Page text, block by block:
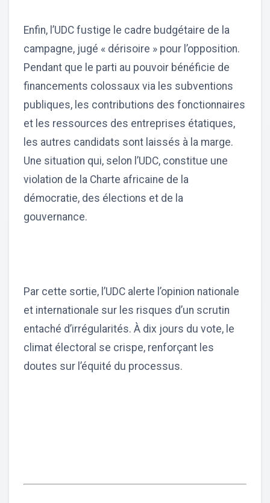
Enfin, l’UDC fustige le cadre budgétaire de la
campagne, jugé « dérisoire » pour l’opposition.
Pendant que le parti au pouvoir bénéficie de
financements colossaux via les subventions
publiques, les contributions des fonctionnaires
et les ressources des entreprises étatiques,
les autres candidats sont laissés à la marge.
Une situation qui, selon l’UDC, constitue une
violation de la Charte africaine de la
démocratie, des élections et de la
gouvernance.
Par cette sortie, l’UDC alerte l’opinion nationale
et internationale sur les risques d’un scrutin
entaché d’irrégularités. À dix jours du vote, le
climat électoral se crispe, renforçant les
doutes sur l’équité du processus.